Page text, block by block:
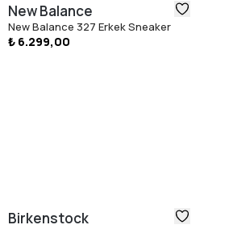
New Balance
New Balance 327 Erkek Sneaker
₺ 6.299,00
Birkenstock